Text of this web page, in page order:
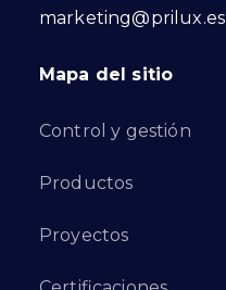
marketing@prilux.es
Mapa del sitio
Control y gestión
Productos
Proyectos